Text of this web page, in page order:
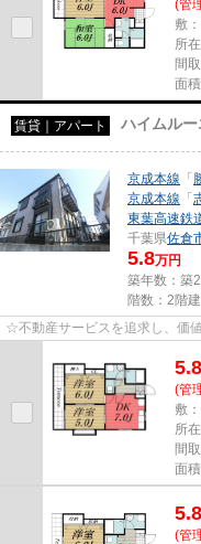
(管
敷
所
間
面
賃貸｜アパート ハイムルー
京成本線 「
京成本線 「
東葉高速鉄
千葉県佐倉
5.8万円
築年数：築
階数：2階建
☆不動産サービスを追求し、価
5.8
(管
敷
所
間
面
5.8
(管